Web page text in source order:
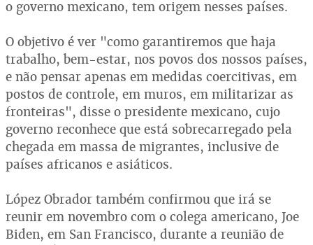
o governo mexicano, tem origem nesses países.
O objetivo é ver "como garantiremos que haja
trabalho, bem-estar, nos povos dos nossos países,
e não pensar apenas em medidas coercitivas, em
postos de controle, em muros, em militarizar as
fronteiras", disse o presidente mexicano, cujo
governo reconhece que está sobrecarregado pela
chegada em massa de migrantes, inclusive de
países africanos e asiáticos.
López Obrador também confirmou que irá se
reunir em novembro com o colega americano, Joe
Biden, em San Francisco, durante a reunião de